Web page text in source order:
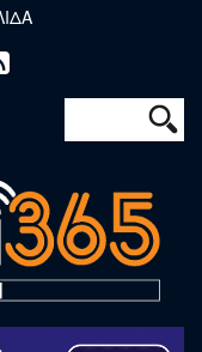
Φόρμα
Αναζήτηση